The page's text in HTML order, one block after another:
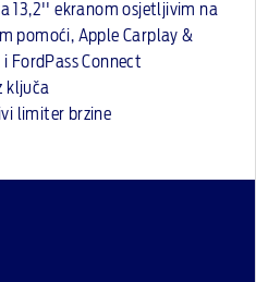
13,2'' ekranom osjetljivim na
pomoći, Apple Carplay &
FordPass Connect
ključa
limiter brzine